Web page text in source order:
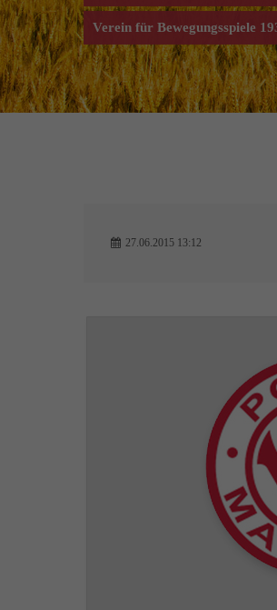
Verein für Bewegungsspiele
27.06.2015 13:12